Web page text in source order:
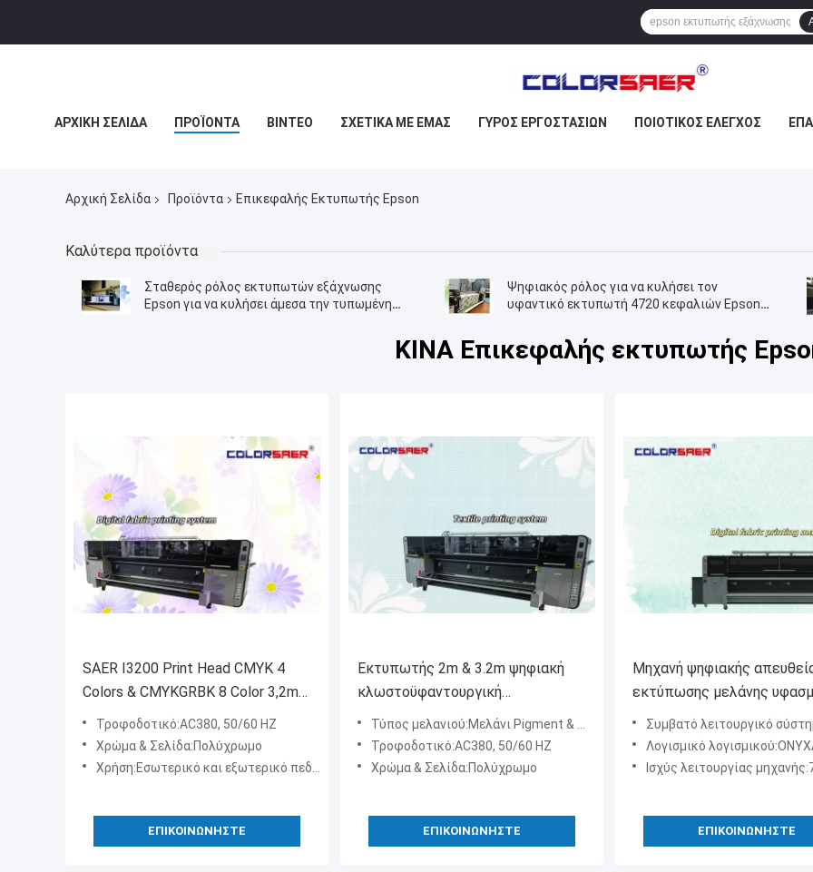
ΑΡΧΙΚΉ ΣΕΛΊΔΑ ΠΡΟΪΌΝΤΑ ΒΊΝΤΕΟ ΣΧΕΤΙΚΆ ΜΕ ΕΜΆΣ ΓΎΡΟΣ ΕΡΓΟΣΤΑΣΊΩΝ ΠΟΙΟΤΙΚΌΣ ΈΛΕΓΧΟΣ
Αρχική Σελίδα Προϊόντα Επικεφαλής Εκτυπωτής Epson
Καλύτερα προϊόντα
Σταθερός ρόλος εκτυπωτών εξάχνωσης
Epson για να κυλήσει άμεσα την τυπωμένη
Ψηφιακός ρόλος για να κυλήσει τον
υφαντικό εκτυπωτή 4720 κεφαλιών Epson
εκτύπωσης
ΚΙΝΑ Επικεφαλής εκτυπωτής
SAER I3200 Print Head CMYK 4
Colors & CMYKGRBK 8 Color 3,2m
Textile Printing Machine for
Polyester & Cotton Materials
Τροφοδοτικό:AC380, 50/60 HZ
Χρώμα & Σελίδα:Πολύχρωμο
Χρήση:Εσωτερικό και εξωτερικό πεδίο διαφήμισης
ΕΠΙΚΟΙΝΩΝΉΣΤΕ
Εκτυπωτής 2m & 3.2m ψηφιακή
κλωστοϋφαντουργική
εκτυπωτική μηχανή εκτυπωτής
υφασμάτων για υλικά βαμβακιού &
πολυεστέρα
Τύπος μελανιού:Μελάνι Pigment & Μελάνι Sublimation
Τροφοδοτικό:AC380, 50/60 HZ
Χρώμα & Σελίδα:Πολύχρωμο
ΕΠΙΚΟΙΝΩΝΉΣΤΕ
Μηχανή ψηφιακής
εκτύπωσης μελάνης
μεγάλου μεγέθους
Συμβατό λειτουργικό σύστημα:Windows 7
Λογισμικό
Ισχύς λειτουργίας
ΕΠΙΚΟΙΝΩΝΉΣΤΕ